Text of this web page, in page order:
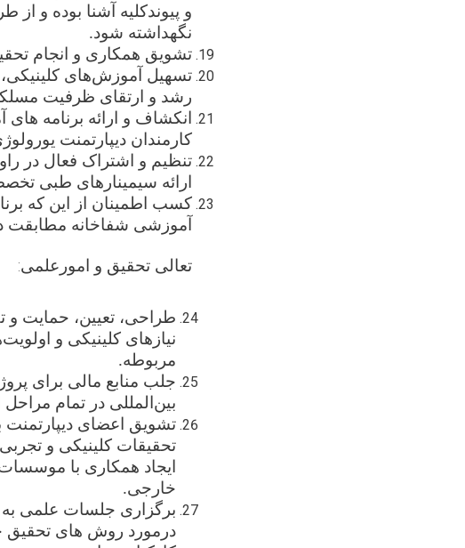
و پیوندکلیه آشنا بوده و از
نگهداشته شود.
تشویق همکاری و انجام
تسهیل آموزش‌های کلینیکی،
رشد و ارتقای ظرفیت
انکشاف و ارائه برنامه
کارمندان دیپارتمنت
تنظیم و اشتراک فعال در
ارائه سیمینارهای طبی
کسب اطمینان از این که
آموزشی شفاخانه مطابقت
تعالی تحقیق و امورعلمی:
طراحی، تعیین، حمایت
نیازهای کلینیکی و
مربوطه.
جلب منابع مالی برای
بین‌المللی در تمام
تشویق اعضای دیپارتمنت
تحقیقات کلینیکی و
ایجاد همکاری با
خارجی.
برگزاری جلسات علمی به
درمورد روش های تحقیق